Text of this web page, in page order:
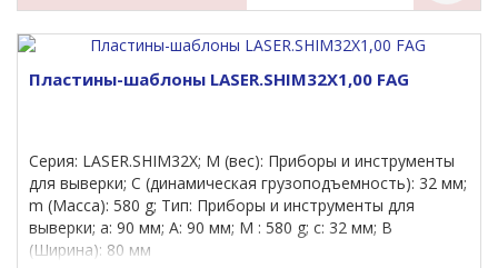
Пластины-шаблоны LASER.SHIM32X1,00 FAG
Серия: LASER.SHIM32X; M (вес): Приборы и инструменты
для выверки; C (динамическая грузоподъемность): 32 мм;
m (Масса): 580 g; Тип: Приборы и инструменты для
выверки; a: 90 мм; A: 90 мм; M : 580 g; c: 32 мм; B
(Ширина): 80 мм